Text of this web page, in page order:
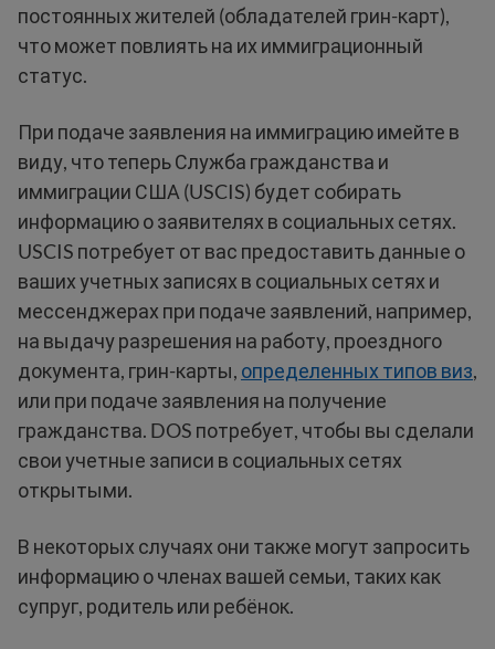
постоянных жителей (обладателей грин-карт),
что может повлиять на их иммиграционный
статус.
При подаче заявления на иммиграцию имейте в
виду, что теперь Служба гражданства и
иммиграции США (USCIS) будет собирать
информацию о заявителях в социальных сетях.
USCIS потребует от вас предоставить данные о
ваших учетных записях в социальных сетях и
мессенджерах при подаче заявлений, например,
на выдачу разрешения на работу, проездного
документа, грин-карты, определенных типов виз,
или при подаче заявления на получение
гражданства. DOS потребует, чтобы вы сделали
свои учетные записи в социальных сетях
открытыми.
В некоторых случаях они также могут запросить
информацию о членах вашей семьи, таких как
супруг, родитель или ребёнок.